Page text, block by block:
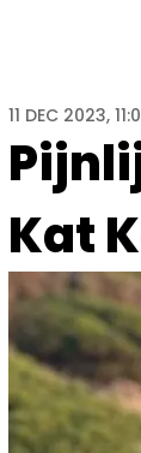
Kat
11 DEC 2023,